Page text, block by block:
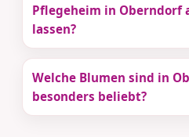
Pflegeheim in Oberndorf
lassen?
Welche Blumen sind in
besonders beliebt?